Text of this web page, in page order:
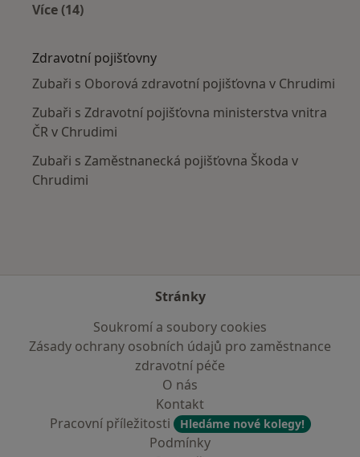
Více (14)
Zdravotní pojišťovny
Zubaři s Oborová zdravotní pojišťovna v Chrudimi
Zubaři s Zdravotní pojišťovna ministerstva vnitra
ČR v Chrudimi
Zubaři s Zaměstnanecká pojišťovna Škoda v
Chrudimi
Stránky
Soukromí a soubory cookies
Zásady ochrany osobních údajů pro zaměstnance
zdravotní péče
O nás
Kontakt
Pracovní příležitosti
Hledáme nové kolegy!
Podmínky